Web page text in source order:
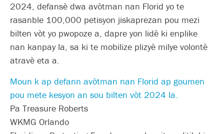
2024, defansè dwa avòtman nan Florid yo te
rasanble 100,000 petisyon jiskaprezan pou mezi
bilten vòt yo pwopoze a, dapre yon lidè ki enplike
nan kanpay la, sa ki te mobilize plizyè milye volontè
atravè eta a.
Moun k ap defann avòtman nan Florid ap goumen
pou mete kesyon an sou bilten vòt 2024 la.
Pa Treasure Roberts
WKMG Orlando